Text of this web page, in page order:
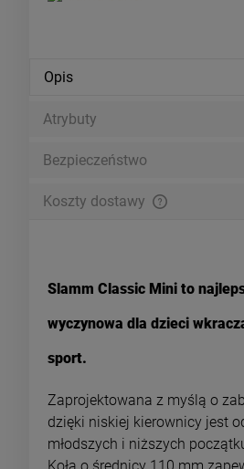
Opis
Atrybuty
Bezpieczeństwo
Koszty dostawy
Slamm Classic Mini to
wyczynowa dla dzieci
sport.
Zaprojektowana z myślą o
dzięki niskiej kierownicy jest
młodszych i niższych